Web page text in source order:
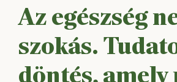
Az egészség
szokás.